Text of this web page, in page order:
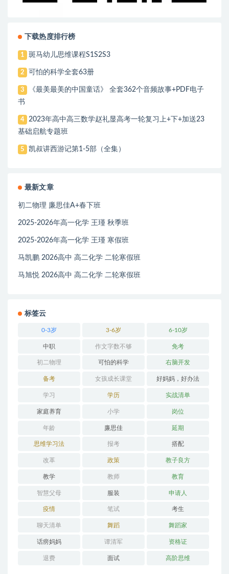
下载热度排行榜
1 斑马幼儿思维课程S1S2S3
2 可怕的科学全套63册
3
《最美最美的中国童话》 全套362个音频故事+PDF电子
书
4
2023年高中高三数学赵礼显高考一轮复习上+下+加送23
基础启航专题班
5 凯叔讲西游记第1-5部（全集）
最新文章
初二物理 廉思佳A+春下班
2025-2026年高一化学 王瑾 秋季班
2025-2026年高一化学 王瑾 寒假班
马凯鹏 2026高中 高二化学 二轮寒假班
马旭悦 2026高中 高二化学 二轮寒假班
标签云
0-3岁 3-6岁 6-10岁
中职 作文字数不够 免考
初二物理 可怕的科学 右脑开发
备考 女孩成长课堂 好妈妈，好办法
学习 学历 实战清单
家庭养育 小学 岗位
年龄 廉思佳 延期
思维学习法 报考 搭配
改革 政策 教子良方
教学 教师 教育
智慧父母 服装 申请人
疫情 笔试 考生
聊天清单 舞蹈 舞蹈家
话痨妈妈 谭清军 资格证
退费 面试 高阶思维